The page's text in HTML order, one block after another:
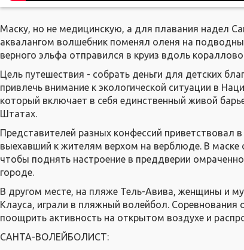
Маску, но не медицинскую, а для плавания надел
аквалангом волшебник поменял оленя на
верного эльфа отправился в круиз вдоль
Цель путешествия - собрать деньги для детских
привлечь внимание к экологической ситуации в
который включает в себя единственный живой
Штатах.
Представителей разных конфессий приветствовал
выехавший к жителям верхом на верблюде. В маске
чтобы поднять настроение в преддверии
городе.
В другом месте, на пляже Тель-Авива, женщины и
Клауса, играли в пляжный волейбол. Соревнования
поощрить активность на открытом воздухе и
САНТА-ВОЛЕЙБОЛИСТ: